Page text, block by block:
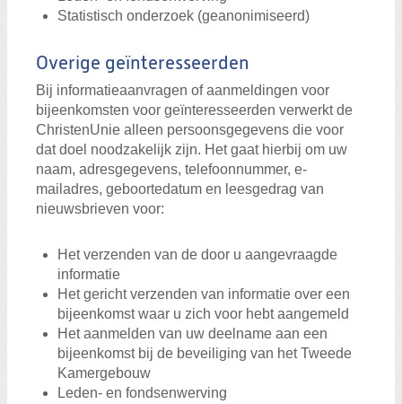
Statistisch onderzoek (geanonimiseerd)
Overige geïnteresseerden
Bij informatieaanvragen of aanmeldingen voor
bijeenkomsten voor geïnteresseerden verwerkt de
ChristenUnie alleen persoonsgegevens die voor
dat doel noodzakelijk zijn. Het gaat hierbij om uw
naam, adresgegevens, telefoonnummer, e-
mailadres, geboortedatum en leesgedrag van
nieuwsbrieven voor:
Het verzenden van de door u aangevraagde
informatie
Het gericht verzenden van informatie over een
bijeenkomst waar u zich voor hebt aangemeld
Het aanmelden van uw deelname aan een
bijeenkomst bij de beveiliging van het Tweede
Kamergebouw
Leden- en fondsenwerving